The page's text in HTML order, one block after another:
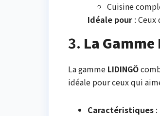
Cuisine
Idéale pour :
3. La
La gamme LIDINGÖ
idéale pour ceux qui
Caractéristiques :